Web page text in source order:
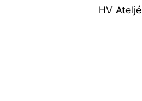
HV Ateljé